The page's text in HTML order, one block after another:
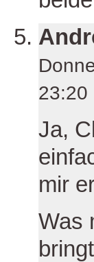
Ja,
mir
Was